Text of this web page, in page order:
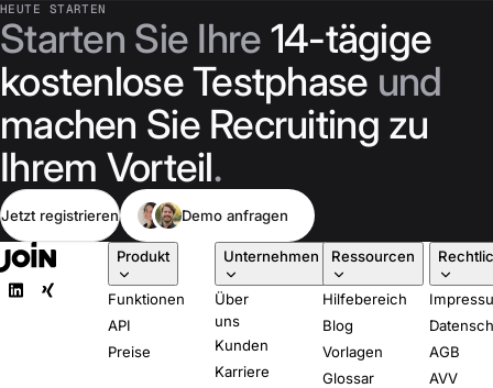
HEUTE STARTEN
Starten Sie Ihre 14-tägige
kostenlose Testphase und
machen Sie Recruiting zu
Ihrem Vorteil.
Jetzt registrieren Demo anfragen
Produkt
Funktionen
API
Preise
Unternehmen
Über
uns
Kunden
Karriere
Ressourcen
Hilfebereich
Blog
Vorlagen
Glossar
AGB
AVV